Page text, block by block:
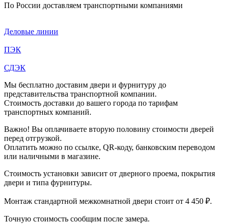
По России доставляем транспортными компаниями
Деловые линии
ПЭК
СДЭК
Мы бесплатно доставим двери и фурнитуру до
представительства транспортной компании.
Стоимость доставки до вашего города по тарифам
транспортных компаний.
Важно! Вы оплачиваете вторую половину стоимости дверей
перед отгрузкой.
Оплатить можно по ссылке, QR-коду, банковским переводом
или наличными в магазине.
Стоимость установки зависит от дверного проема, покрытия
двери и типа фурнитуры.
Монтаж стандартной межкомнатной двери стоит от 4 450 ₽.
Точную стоимость сообщим после замера.